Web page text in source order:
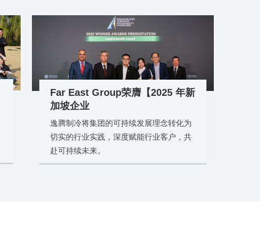
Far East Group荣膺【2025 年新
加坡企业
逸腾制冷将集团的可持续发展理念转化为
切实的行业实践，深度赋能行业客户，共
赴可持续未来。